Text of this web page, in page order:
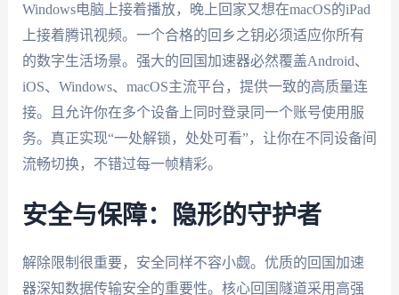
Windows电脑上接着播放，晚上回家又想在macOS的iPad
上接着腾讯视频。一个合格的回乡之钥必须适应你所有
的数字生活场景。强大的回国加速器必然覆盖Android、
iOS、Windows、macOS主流平台，提供一致的高质量连
接。且允许你在多个设备上同时登录同一个账号使用服
务。真正实现“一处解锁，处处可看”，让你在不同设备间
流畅切换，不错过每一帧精彩。
安全与保障：隐形的守护者
解除限制很重要，安全同样不容小觑。优质的回国加速
器深知数据传输安全的重要性。核心回国隧道采用高强